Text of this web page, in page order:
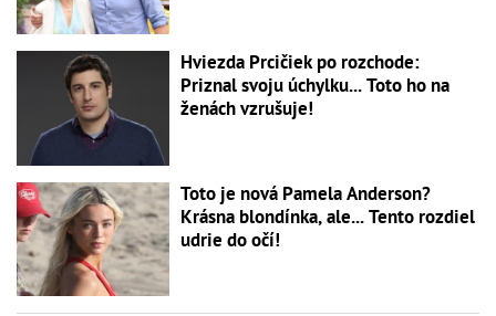
Hviezda Prcičiek po rozchode:
Priznal svoju úchylku... Toto ho na
ženách vzrušuje!
Toto je nová Pamela Anderson?
Krásna blondínka, ale... Tento rozdiel
udrie do očí!